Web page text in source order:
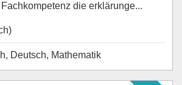
die erklärunge...
Deutsch, Mathematik